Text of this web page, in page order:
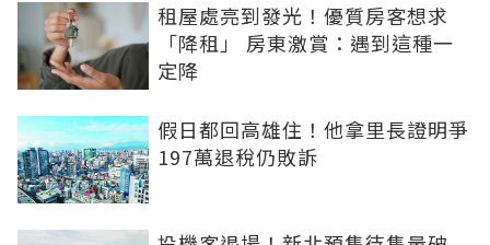
租屋處亮到發光！優質房客想求
「降租」 房東激賞：遇到這種一
定降
假日都回高雄住！他拿里長證明爭
197萬退稅仍敗訴